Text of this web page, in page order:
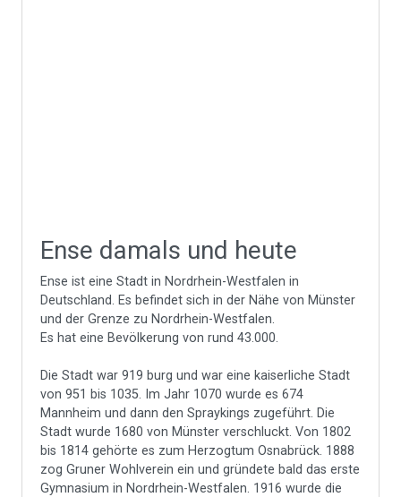
Ense damals und heute
Ense ist eine Stadt in Nordrhein-Westfalen in
Deutschland. Es befindet sich in der Nähe von Münster
und der Grenze zu Nordrhein-Westfalen.
Es hat eine Bevölkerung von rund 43.000.
Die Stadt war 919 burg und war eine kaiserliche Stadt
von 951 bis 1035. Im Jahr 1070 wurde es 674
Mannheim und dann den Spraykings zugeführt. Die
Stadt wurde 1680 von Münster verschluckt. Von 1802
bis 1814 gehörte es zum Herzogtum Osnabrück. 1888
zog Gruner Wohlverein ein und gründete bald das erste
Gymnasium in Nordrhein-Westfalen. 1916 wurde die